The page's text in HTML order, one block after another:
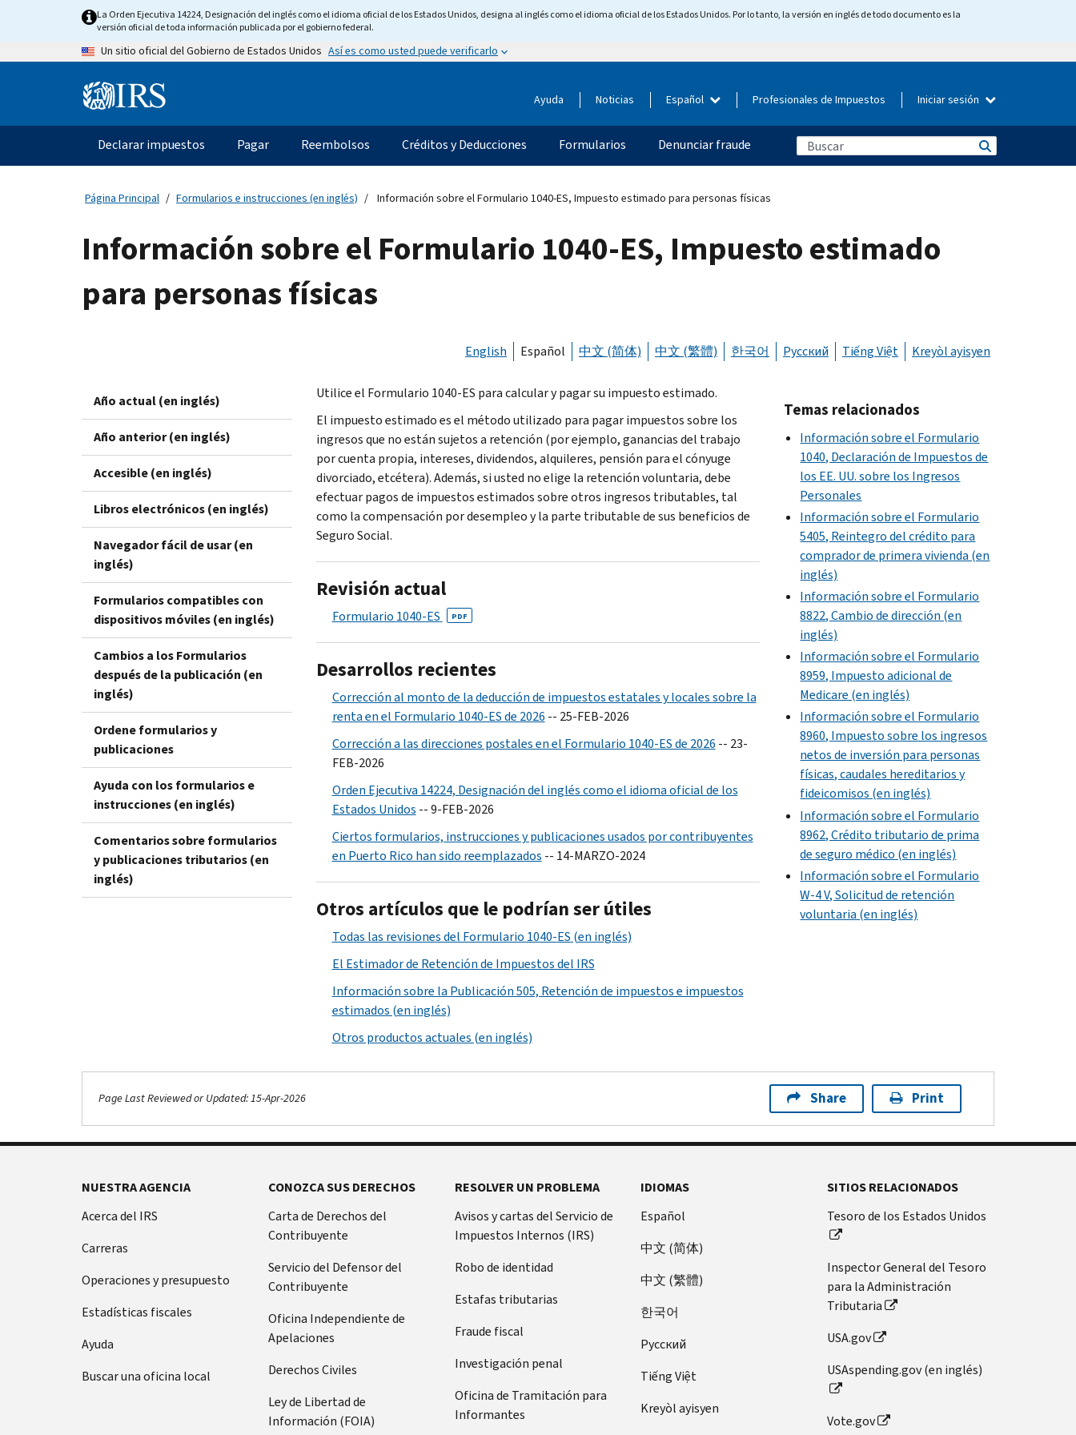
content
La Orden Ejecutiva 14224, Designación del inglés como el idioma oficial de los Estados Unidos, designa al inglés como el idioma oficial de los Estados Unidos. Por lo tanto, la versión en inglés de todo documento es la
versión oficial de toda información publicada por el gobierno federal.
Un sitio oficial del Gobierno de Estados Unidos Así es como usted puede verificarlo
Information Ayuda Noticias Español Profesionales de Impuestos Iniciar sesión
Navegación
principal
Declarar impuestos Pagar Reembolsos Créditos y Deducciones Formularios Denunciar fraude
Página Principal Formularios e instrucciones (en inglés) Información sobre el Formulario 1040-ES, Impuesto estimado para personas físicas
Información sobre el Formulario 1040-ES, Impuesto estimado
para personas físicas
English Español 中文 (简体) 中文 (繁體) 한국어 Русский Tiếng Việt Kreyòl ayisyen
Año actual (en inglés)
Año anterior (en inglés)
Accesible (en inglés)
Libros electrónicos (en inglés)
Navegador fácil de usar (en
inglés)
Formularios compatibles con
dispositivos móviles (en inglés)
Cambios a los Formularios
después de la publicación (en
inglés)
Ordene formularios y
publicaciones
Ayuda con los formularios e
instrucciones (en inglés)
Comentarios sobre formularios
y publicaciones tributarios (en
inglés)
Utilice el Formulario 1040-ES para calcular y pagar su impuesto estimado.
El impuesto estimado es el método utilizado para pagar impuestos sobre los
ingresos que no están sujetos a retención (por ejemplo, ganancias del trabajo
por cuenta propia, intereses, dividendos, alquileres, pensión para el cónyuge
divorciado, etcétera). Además, si usted no elige la retención voluntaria, debe
efectuar pagos de impuestos estimados sobre otros ingresos tributables, tal
como la compensación por desempleo y la parte tributable de sus beneficios de
Seguro Social.
Revisión actual
Formulario 1040-ES PDF
Desarrollos recientes
Corrección al monto de la deducción de impuestos estatales y locales sobre la
renta en el Formulario 1040-ES de 2026 -- 25-FEB-2026
Corrección a las direcciones postales en el Formulario 1040-ES de 2026 -- 23-
FEB-2026
Orden Ejecutiva 14224, Designación del inglés como el idioma oficial de los
Estados Unidos -- 9-FEB-2026
Ciertos formularios, instrucciones y publicaciones usados por contribuyentes
en Puerto Rico han sido reemplazados -- 14-MARZO-2024
Otros artículos que le podrían ser útiles
Todas las revisiones del Formulario 1040-ES (en inglés)
El Estimador de Retención de Impuestos del IRS
Información sobre la Publicación 505, Retención de impuestos e impuestos
estimados (en inglés)
Otros productos actuales (en inglés)
Temas relacionados
Información sobre el Formulario
1040, Declaración de Impuestos de
los EE. UU. sobre los Ingresos
Personales
Información sobre el Formulario
5405, Reintegro del crédito para
comprador de primera vivienda (en
inglés)
Información sobre el Formulario
8822, Cambio de dirección (en
inglés)
Información sobre el Formulario
8959, Impuesto adicional de
Medicare (en inglés)
Información sobre el Formulario
8960, Impuesto sobre los ingresos
netos de inversión para personas
físicas, caudales hereditarios y
fideicomisos (en inglés)
Información sobre el Formulario
8962, Crédito tributario de prima
de seguro médico (en inglés)
Información sobre el Formulario
W-4 V, Solicitud de retención
voluntaria (en inglés)
Page Last Reviewed or Updated: 15-Apr-2026 Share Print
NUESTRA AGENCIA
Acerca del IRS
Carreras
Operaciones y presupuesto
Estadísticas fiscales
Ayuda
Buscar una oficina local
CONOZCA SUS DERECHOS
Carta de Derechos del
Contribuyente
Servicio del Defensor del
Contribuyente
Oficina Independiente de
Apelaciones
Derechos Civiles
Ley de Libertad de
Información (FOIA)
RESOLVER UN PROBLEMA
Avisos y cartas del Servicio de
Impuestos Internos (IRS)
Robo de identidad
Estafas tributarias
Fraude fiscal
Investigación penal
Oficina de Tramitación para
Informantes
IDIOMAS
Español
中文 (简体)
中文 (繁體)
한국어
Pусский
Tiếng Việt
Kreyòl ayisyen
SITIOS RELACIONADOS
Tesoro de los Estados Unidos
Inspector General del Tesoro
para la Administración
Tributaria
USA.gov
USAspending.gov (en inglés)
Vote.gov